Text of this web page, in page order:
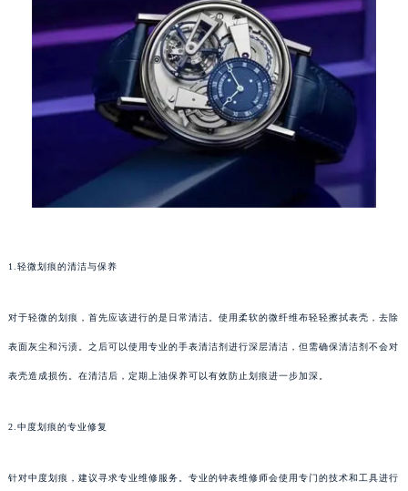
1.轻微划痕的清洁与保养
对于轻微的划痕，首先应该进行的是日常清洁。使用柔软的微纤维布轻轻擦拭表壳，去除
表面灰尘和污渍。之后可以使用专业的手表清洁剂进行深层清洁，但需确保清洁剂不会对
表壳造成损伤。在清洁后，定期上油保养可以有效防止划痕进一步加深。
2.中度划痕的专业修复
针对中度划痕，建议寻求专业维修服务。专业的钟表维修师会使用专门的技术和工具进行